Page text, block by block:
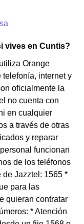
vives en Cuntis?
Orange
telefonía, internet y
oficialmente la
no cuenta con
en cualquier
a través de otras
y reparar
funcionan
de los teléfonos
de Jazztel: 1565 *
para las
quieran contratar
* Atención